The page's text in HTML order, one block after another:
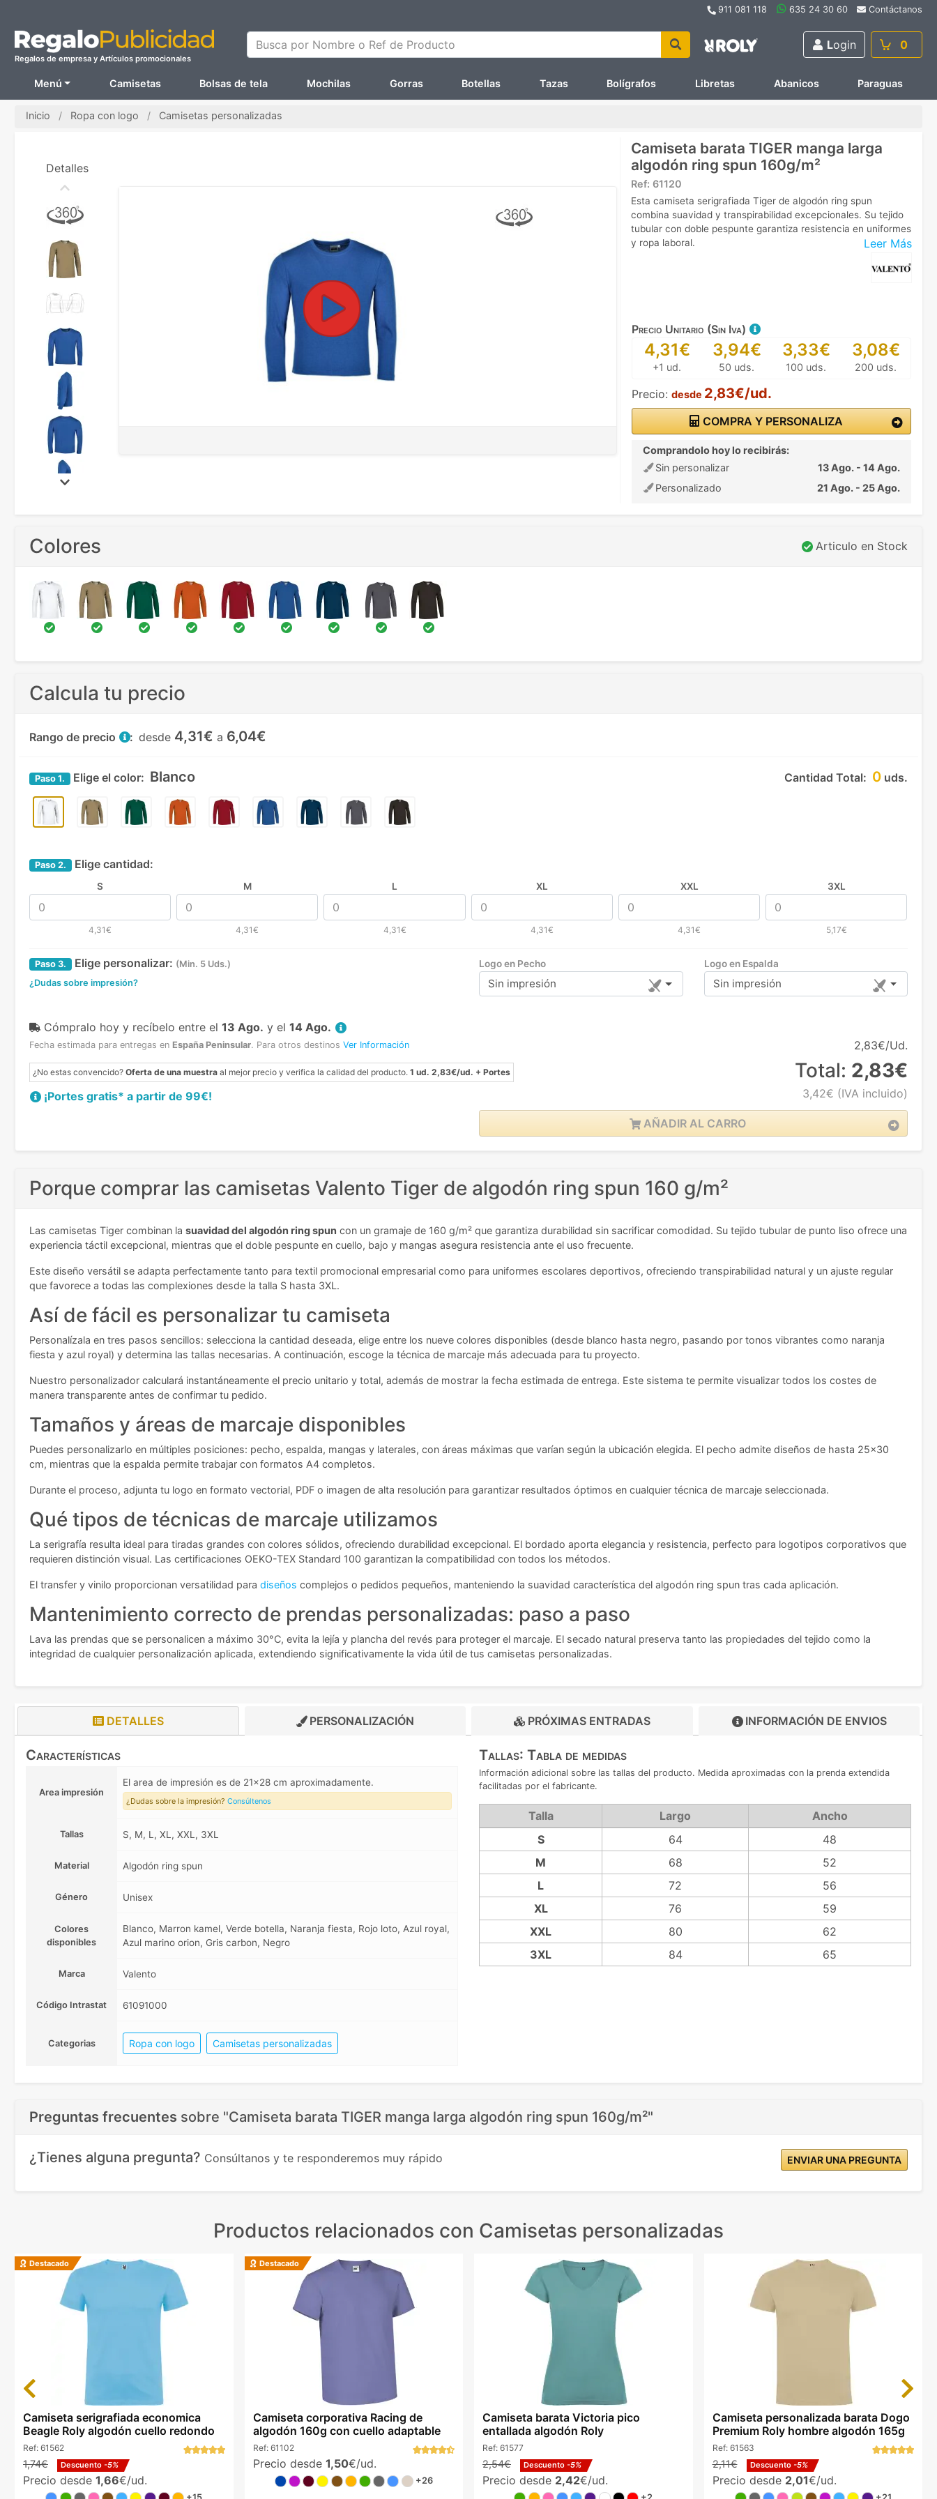
911 081 118 635 24 30 60 Contáctanos
Regalos de empresa y Artículos promocionales
Busca por Nombre o Ref de Producto Login 0
Menú Camisetas Bolsas de tela Mochilas Gorras Botellas Tazas Bolígrafos Libretas Abanicos Paraguas
Inicio Ropa con logo Camisetas personalizadas
Camiseta barata TIGER manga larga
algodón ring spun 160g/m²
Ref: 61120
Leer Más
Esta camiseta serigrafiada Tiger de algodón ring spun
combina suavidad y transpirabilidad excepcionales. Su tejido
tubular con doble pespunte garantiza resistencia en uniformes
y ropa laboral.
Precio Unitario (Sin Iva)
4,31€
+1 ud.
3,94€
50 uds.
3,33€
100 uds.
3,08€
200 uds.
Precio: desde 2,83€/ud.
COMPRA Y PERSONALIZA
Comprandolo hoy lo recibirás:
Sin personalizar
13 Ago. - 14 Ago.
Personalizado
21 Ago. - 25 Ago.
Detalles
Colores Articulo en Stock
Calcula tu precio
Cantidad Total: 0 uds.
Rango de precio : desde 4,31€ a 6,04€
Paso 1. Elige el color: Blanco
Paso 2. Elige cantidad:
S
4,31€
M
4,31€
L
4,31€
XL
4,31€
XXL
4,31€
3XL
5,17€
Paso 3. Elige personalizar: (Min. 5 Uds.)
¿Dudas sobre impresión?
Logo en Pecho
Sin impresión
Logo en Espalda
Sin impresión
Cómpralo hoy y recíbelo entre el 13 Ago. y el 14 Ago.
Fecha estimada para entregas en España Peninsular. Para otros destinos Ver Información
¿No estas convencido? Oferta de una muestra al mejor precio y verifica la calidad del producto. 1 ud. 2,83€/ud. + Portes
¡Portes gratis* a partir de 99€!
2,83€/Ud.
Total: 2,83€
3,42€ (IVA incluido)
AÑADIR AL CARRO
Porque comprar las camisetas Valento Tiger de algodón ring spun 160 g/m²
Las camisetas Tiger combinan la suavidad del algodón ring spun con un gramaje de 160 g/m² que garantiza durabilidad sin sacrificar comodidad. Su tejido tubular de punto liso ofrece una
experiencia táctil excepcional, mientras que el doble pespunte en cuello, bajo y mangas asegura resistencia ante el uso frecuente.
Este diseño versátil se adapta perfectamente tanto para textil promocional empresarial como para uniformes escolares deportivos, ofreciendo transpirabilidad natural y un ajuste regular
que favorece a todas las complexiones desde la talla S hasta 3XL.
Así de fácil es personalizar tu camiseta
Personalízala en tres pasos sencillos: selecciona la cantidad deseada, elige entre los nueve colores disponibles (desde blanco hasta negro, pasando por tonos vibrantes como naranja
fiesta y azul royal) y determina las tallas necesarias. A continuación, escoge la técnica de marcaje más adecuada para tu proyecto.
Nuestro personalizador calculará instantáneamente el precio unitario y total, además de mostrar la fecha estimada de entrega. Este sistema te permite visualizar todos los costes de
manera transparente antes de confirmar tu pedido.
Tamaños y áreas de marcaje disponibles
Puedes personalizarlo en múltiples posiciones: pecho, espalda, mangas y laterales, con áreas máximas que varían según la ubicación elegida. El pecho admite diseños de hasta 25x30
cm, mientras que la espalda permite trabajar con formatos A4 completos.
Durante el proceso, adjunta tu logo en formato vectorial, PDF o imagen de alta resolución para garantizar resultados óptimos en cualquier técnica de marcaje seleccionada.
Qué tipos de técnicas de marcaje utilizamos
La serigrafía resulta ideal para tiradas grandes con colores sólidos, ofreciendo durabilidad excepcional. El bordado aporta elegancia y resistencia, perfecto para logotipos corporativos que
requieren distinción visual. Las certificaciones OEKO-TEX Standard 100 garantizan la compatibilidad con todos los métodos.
El transfer y vinilo proporcionan versatilidad para diseños complejos o pedidos pequeños, manteniendo la suavidad característica del algodón ring spun tras cada aplicación.
Mantenimiento correcto de prendas personalizadas: paso a paso
Lava las prendas que se personalicen a máximo 30°C, evita la lejía y plancha del revés para proteger el marcaje. El secado natural preserva tanto las propiedades del tejido como la
integridad de cualquier personalización aplicada, extendiendo significativamente la vida útil de tus camisetas personalizadas.
DETALLES PERSONALIZACIÓN PRÓXIMAS ENTRADAS INFORMACIÓN DE ENVIOS
Características
Area impresión
El area de impresión es de 21x28 cm aproximadamente.
¿Dudas sobre la impresión? Consúltenos
Tallas S, M, L, XL, XXL, 3XL
Material Algodón ring spun
Género Unisex
Colores
disponibles
Blanco, Marron kamel, Verde botella, Naranja fiesta, Rojo loto, Azul royal,
Azul marino orion, Gris carbon, Negro
Marca Valento
Código Intrastat 61091000
Categorias Ropa con logo Camisetas personalizadas
Tallas: Tabla de medidas
Información adicional sobre las tallas del producto. Medida aproximadas con la prenda extendida
facilitadas por el fabricante.
Talla Largo
Ancho
S
64
48
M
68
52
L
72
56
XL
76
59
XXL
80
62
3XL
84 65
Preguntas frecuentes sobre "Camiseta barata TIGER manga larga algodón ring spun 160g/m²"
¿Tienes alguna pregunta? Consúltanos y te responderemos muy rápido ENVIAR UNA PREGUNTA
Productos relacionados con Camisetas personalizadas
Destacado
Camiseta serigrafiada economica
Beagle Roly algodón cuello redondo
Ref: 61562
1,74€ Descuento -5%
Precio desde 1,66€/ud.
Destacado
Camiseta corporativa Racing de
algodón 160g con cuello adaptable
Ref: 61102
Precio desde 1,50€/ud.
+26
Camiseta barata Victoria pico
entallada algodón Roly
Ref: 61577
2,54€ Descuento -5%
Precio desde 2,42€/ud.
Camiseta personalizada barata Dogo
Premium Roly hombre algodón 165g
Ref: 61563
2,11€ Descuento -5%
Precio desde 2,01€/ud.
Previous Next